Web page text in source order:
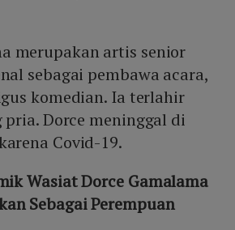
merupakan artis senior
sebagai pembawa acara,
komedian. Ia terlahir
pria. Dorce meninggal di
Covid-19.
Wasiat Dorce Gamalama
Sebagai Perempuan